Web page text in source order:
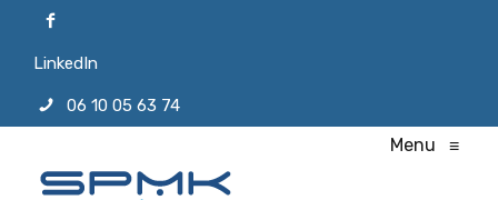
LinkedIn
06 10 05 63 74
Menu ≡